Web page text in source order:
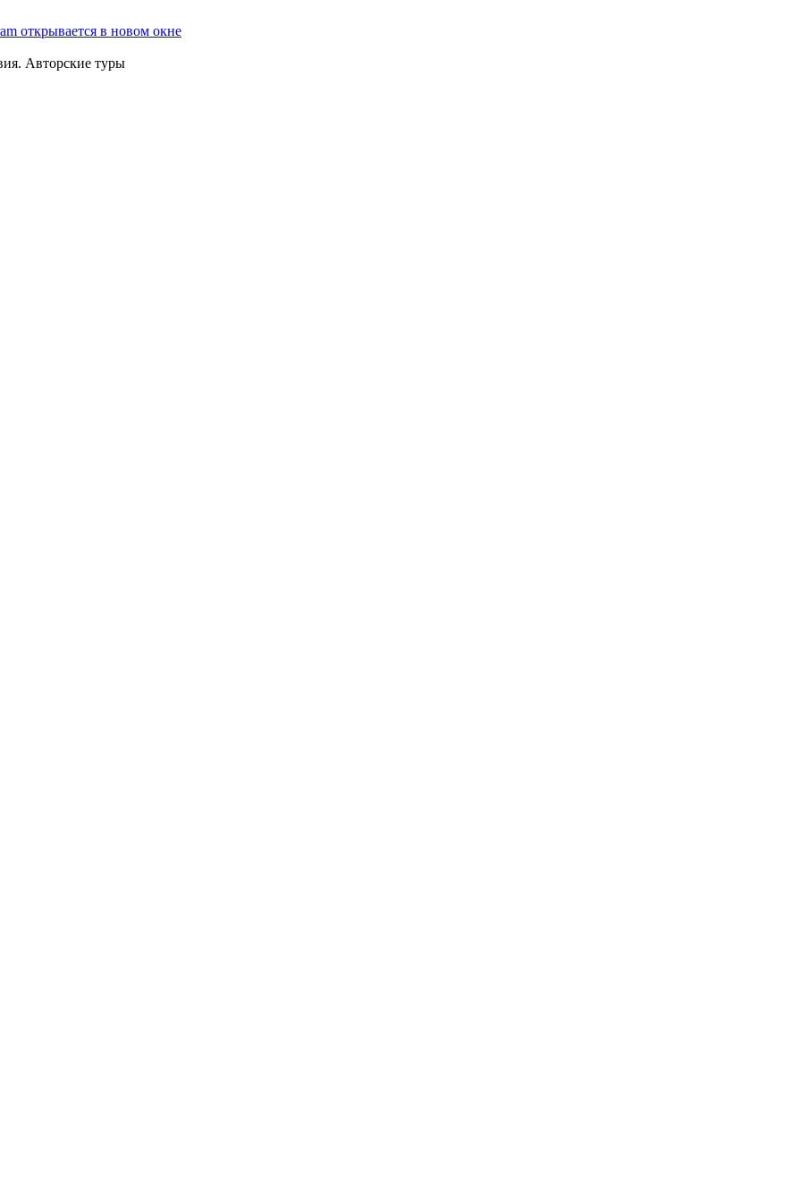
открывается в новом окне
Авторские туры